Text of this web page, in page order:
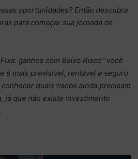
oportunidades? Então descubra
para começar sua jornada de
ganhos com Baixo Risco” você
é mais previsível, rentável e seguro
quais riscos ainda precisam
já que não existe investimento